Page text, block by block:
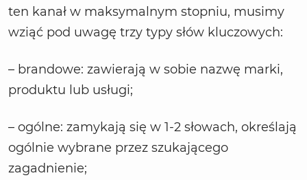
ten kanał w maksymalnym stopniu, musimy
wziąć pod uwagę trzy typy słów kluczowych:
– brandowe: zawierają w sobie nazwę marki,
produktu lub usługi;
– ogólne: zamykają się w 1-2 słowach, określają
ogólnie wybrane przez szukającego
zagadnienie;